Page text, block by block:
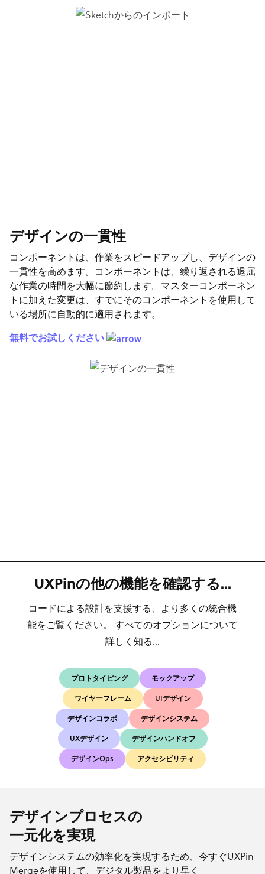
デザインの一貫性
コンポーネントは、作業をスピードアップし、デザインの
一貫性を高めます。コンポーネントは、繰り返される退屈
な作業の時間を大幅に節約します。マスターコンポーネン
トに加えた変更は、すでにそのコンポーネントを使用して
いる場所に自動的に適用されます。
無料でお試しください
UXPinの他の機能を確認する...
コードによる設計を支援する、より多くの統合機
能をご覧ください。 すべてのオプションについて
詳しく知る...
プロトタイピング
モックアップ
ワイヤーフレーム
UIデザイン
デザインコラボ
デザインシステム
UXデザイン
デザインハンドオフ
デザインOps
アクセシビリティ
デザインプロセスの
一元化を実現
デザインシステムの効率化を実現するため、今すぐUXPin
Mergeを使用して、デジタル製品をより早く